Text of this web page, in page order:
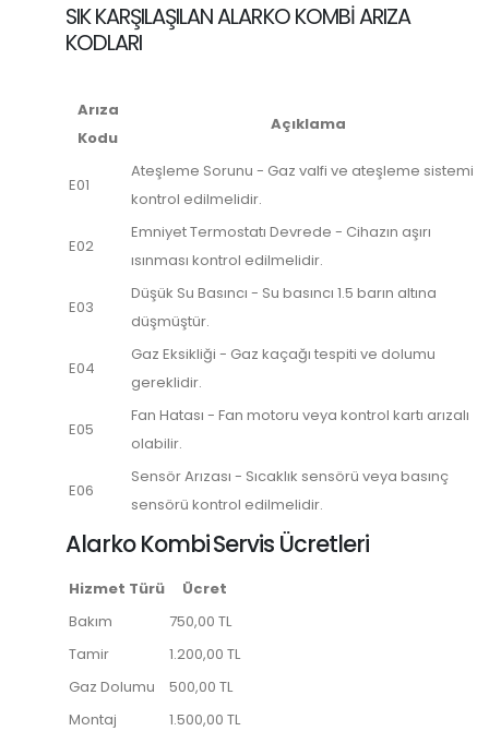
SIK KARŞILAŞILAN ALARKO KOMBI ARIZA
KODLARI
Arıza
Kodu
Açıklama
E01
Ateşleme Sorunu - Gaz valfi ve ateşleme sistemi
kontrol edilmelidir.
E02
Emniyet Termostatı Devrede - Cihazın aşırı
ısınması kontrol edilmelidir.
E03
Düşük Su Basıncı - Su basıncı 1.5 barın altına
düşmüştür.
E04
Gaz Eksikliği - Gaz kaçağı tespiti ve dolumu
gereklidir.
E05
Fan Hatası - Fan motoru veya kontrol kartı arızalı
olabilir.
E06
Sensör Arızası - Sıcaklık sensörü veya basınç
sensörü kontrol edilmelidir.
Alarko Kombi Servis Ücretleri
Hizmet Türü
Ücret
Bakım
750,00 TL
Tamir
1.200,00 TL
Gaz Dolumu
500,00 TL
Montaj
1.500,00 TL